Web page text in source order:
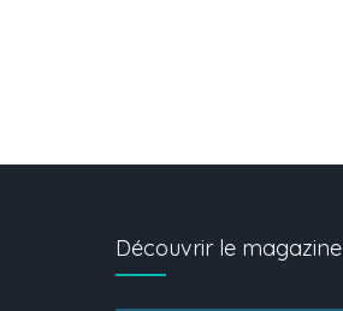
Découvrir le magazine